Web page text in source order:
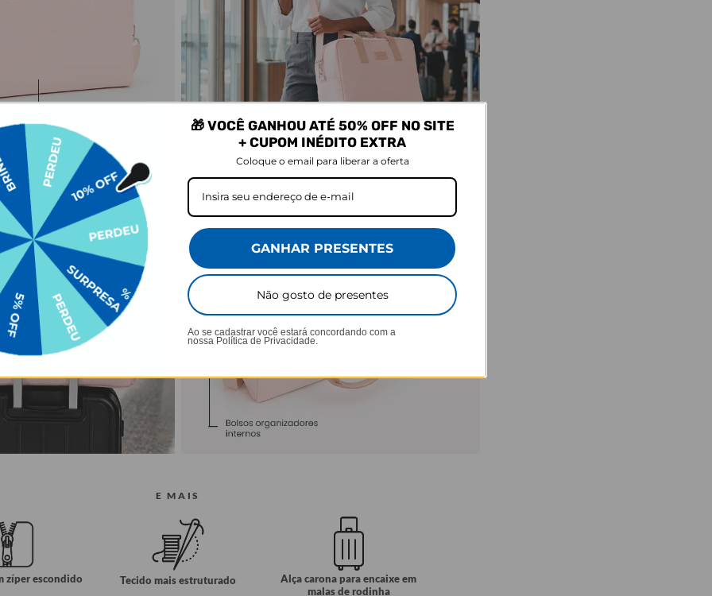
E MAIS
zíper escondido Tecido mais estruturado
Alça carona para encaixe em
malas de rodinha
🎁 VOCÊ GANHOU ATÉ 50% OFF NO SITE
+ CUPOM INÉDITO EXTRA
Coloque o email para liberar a oferta
GANHAR PRESENTES
Não gosto de presentes
Ao se cadastrar você estará concordando com a
nossa Política de Privacidade.